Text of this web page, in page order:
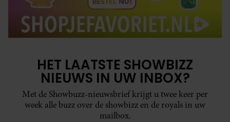
HET LAATSTE SHOWBIZZ
NIEUWS IN UW INBOX?
Met de Showbuzz-nieuwsbrief krijgt u twee keer per
week alle buzz over de showbizz en de royals in uw
mailbox.